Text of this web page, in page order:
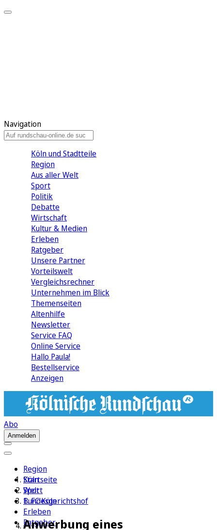
Navigation
Köln und Stadtteile
Region
Aus aller Welt
Sport
Politik
Debatte
Wirtschaft
Kultur & Medien
Erleben
Ratgeber
Unsere Partner
Vorteilswelt
Vergleichsrechner
Unternehmen im Blick
Themenseiten
Altenhilfe
Newsletter
Service FAQ
Online Service
Hallo Paula!
Bestellservice
Anzeigen
Abo
Anmelden
Region
Köln
Sport
1. FC Köln
Erleben
Ratgeber
Startseite
Welt
Bundesgerichtshof
Anwerbung eines